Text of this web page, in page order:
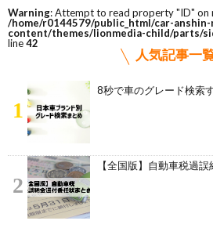
Warning: Attempt to read property "ID" on
/home/r0144579/public_html/car-anshin-
content/themes/lionmedia-child/parts/
line42
人気記事一
1
8秒で車のグレード検索
2
【全国版】自動車税過